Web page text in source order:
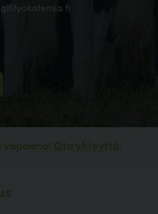
Ota yhteyttä.